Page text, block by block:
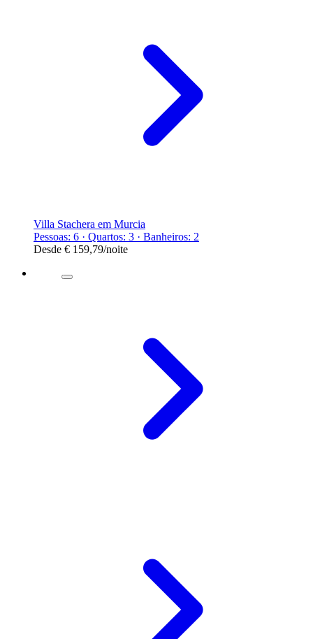
Villa Stachera em Murcia
Pessoas: 6 · Quartos: 3 · Banheiros: 2
Desde € 159,79/noite